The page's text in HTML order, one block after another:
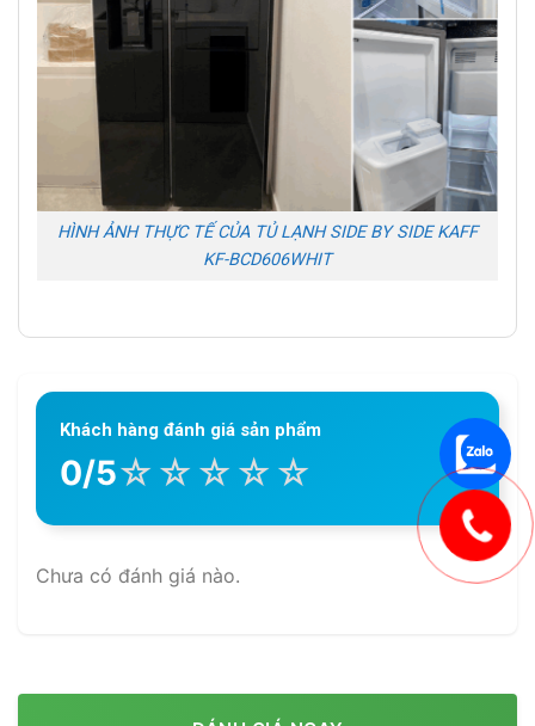
HÌNH ẢNH THỰC TẾ CỦA TỦ LẠNH SIDE BY SIDE KAFF
KF-BCD606WHIT
Khách hàng đánh giá sản phẩm
0/5☆ ☆ ☆ ☆ ☆
Chưa có đánh giá nào.